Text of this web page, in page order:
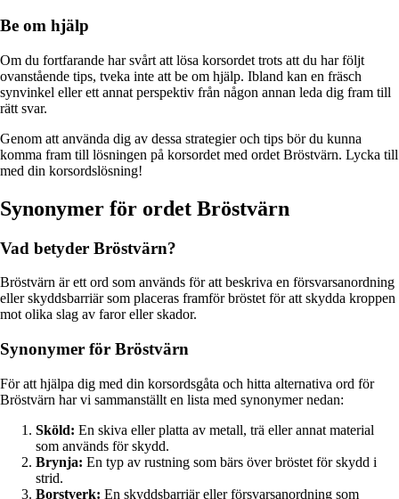
Be om hjälp
Om du fortfarande har svårt att lösa korsordet trots att du har följt
ovanstående tips, tveka inte att be om hjälp. Ibland kan en fräsch
synvinkel eller ett annat perspektiv från någon annan leda dig fram till
rätt svar.
Genom att använda dig av dessa strategier och tips bör du kunna
komma fram till lösningen på korsordet med ordet Bröstvärn. Lycka till
med din korsordslösning!
Synonymer för ordet Bröstvärn
Vad betyder Bröstvärn?
Bröstvärn är ett ord som används för att beskriva en försvarsanordning
eller skyddsbarriär som placeras framför bröstet för att skydda kroppen
mot olika slag av faror eller skador.
Synonymer för Bröstvärn
För att hjälpa dig med din korsordsgåta och hitta alternativa ord för
Bröstvärn har vi sammanställt en lista med synonymer nedan:
Sköld: En skiva eller platta av metall, trä eller annat material
som används för skydd.
Brynja: En typ av rustning som bärs över bröstet för skydd i
strid.
Borstverk: En skyddsbarriär eller försvarsanordning som